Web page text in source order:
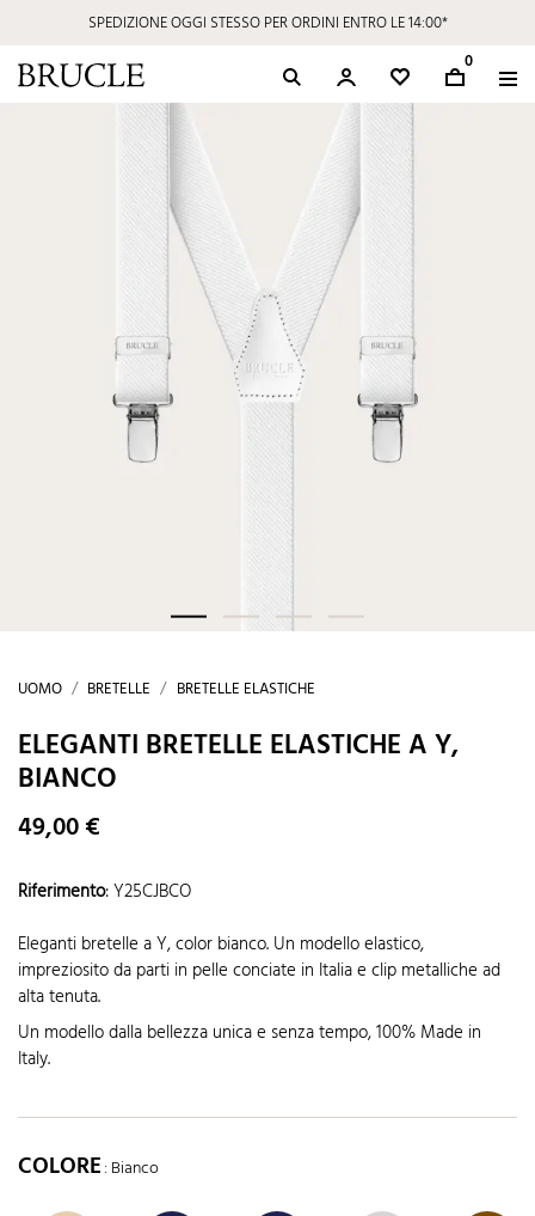
SPEDIZIONE OGGI STESSO PER ORDINI ENTRO LE 14:00*
0
UOMO BRETELLE BRETELLE ELASTICHE
ELEGANTI BRETELLE ELASTICHE A Y,
BIANCO
49,00 €
Riferimento:Y25CJBCO
Eleganti bretelle a Y, color bianco. Un modello elastico,
impreziosito da parti in pelle conciate in Italia e clip metalliche ad
alta tenuta.
Un modello dalla bellezza unica e senza tempo, 100% Made in
Italy.
COLORE: Bianco